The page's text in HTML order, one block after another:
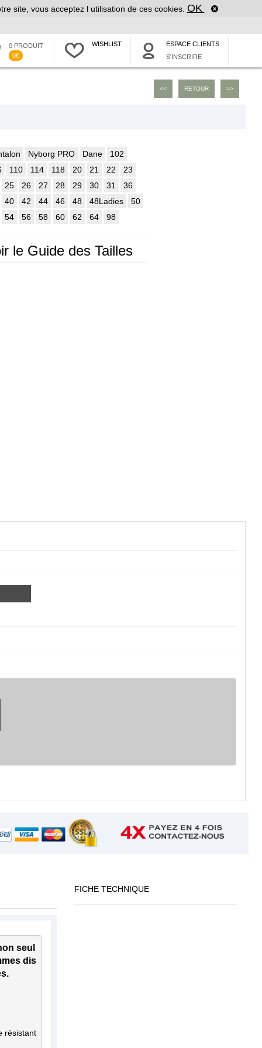
site, vous acceptez l utilisation de ces cookies. OK
0 PRODUIT
0€
WISHLIST
ESPACE CLIENTS
S'INSCRIRE
>>
RETOUR
<<
Nyborg PRO Dane
102
110 114 118 20 21 22
23
25
26 27 28 29 30 31
36
40
42 44 46 48 48Ladies
50
54
56 58 60 62 64 98
le Guide des Tailles
seul
dis
ponibles, mais également dans beaucoup de tailles spéciales.
résistant
FICHE TECHNIQUE